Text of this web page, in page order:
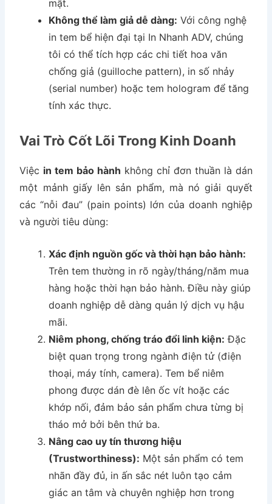
mật.
Không thể làm giả dễ dàng: Với công nghệ
in tem bể hiện đại tại In Nhanh ADV, chúng
tôi có thể tích hợp các chi tiết hoa văn
chống giả (guilloche pattern), in số nhảy
(serial number) hoặc tem hologram để tăng
tính xác thực.
Vai Trò Cốt Lõi Trong Kinh Doanh
Việc in tem bảo hành không chỉ đơn thuần là dán
một mảnh giấy lên sản phẩm, mà nó giải quyết
các “nỗi đau” (pain points) lớn của doanh nghiệp
và người tiêu dùng:
Xác định nguồn gốc và thời hạn bảo hành:
Trên tem thường in rõ ngày/tháng/năm mua
hàng hoặc thời hạn bảo hành. Điều này giúp
doanh nghiệp dễ dàng quản lý dịch vụ hậu
mãi.
Niêm phong, chống tráo đổi linh kiện: Đặc
biệt quan trọng trong ngành điện tử (điện
thoại, máy tính, camera). Tem bể niêm
phong được dán đè lên ốc vít hoặc các
khớp nối, đảm bảo sản phẩm chưa từng bị
tháo mở bởi bên thứ ba.
Nâng cao uy tín thương hiệu
(Trustworthiness): Một sản phẩm có tem
nhãn đầy đủ, in ấn sắc nét luôn tạo cảm
giác an tâm và chuyên nghiệp hơn trong